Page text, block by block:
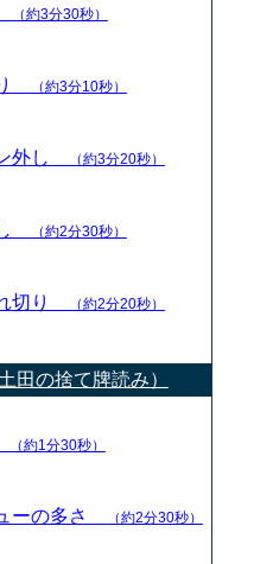
（約3分30秒）
（約3分10秒）
外し （約3分20秒）
（約2分30秒）
切り （約2分20秒）
田の捨て牌読み）
（約1分30秒）
ーの多さ （約2分30秒）